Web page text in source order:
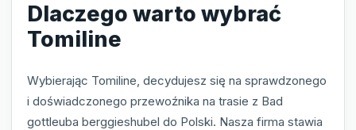
Dlaczego warto wybrać
Tomiline
Wybierając Tomiline, decydujesz się na sprawdzonego
i doświadczonego przewoźnika na trasie z Bad
gottleuba berggieshubel do Polski. Nasza firma stawia